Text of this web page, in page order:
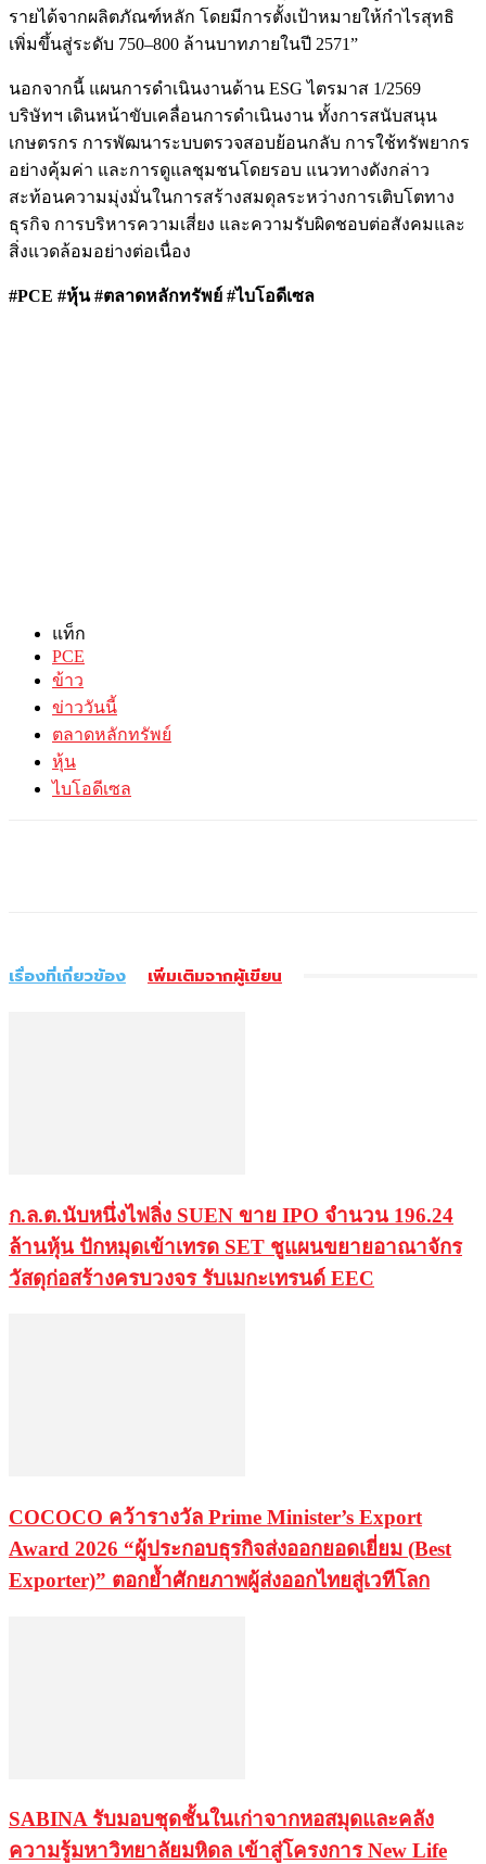
รายได้จากผลิตภัณฑ์หลัก โดยมีการตั้งเป้าหมายให้กำไรสุทธิ
เพิ่มขึ้นสู่ระดับ 750–800 ล้านบาทภายในปี 2571”
นอกจากนี้ แผนการดำเนินงานด้าน ESG ไตรมาส 1/2569
บริษัทฯ เดินหน้าขับเคลื่อนการดำเนินงาน ทั้งการสนับสนุน
เกษตรกร การพัฒนาระบบตรวจสอบย้อนกลับ การใช้ทรัพยากร
อย่างคุ้มค่า และการดูแลชุมชนโดยรอบ แนวทางดังกล่าว
สะท้อนความมุ่งมั่นในการสร้างสมดุลระหว่างการเติบโตทาง
ธุรกิจ การบริหารความเสี่ยง และความรับผิดชอบต่อสังคมและ
สิ่งแวดล้อมอย่างต่อเนื่อง
#PCE #หุ้น #ตลาดหลักทรัพย์ #ไบโอดีเซล
แท็ก
PCE
ข้าว
ข่าววันนี้
ตลาดหลักทรัพย์
หุ้น
ไบโอดีเซล
เรื่องที่เกี่ยวข้อง เพิ่มเติมจากผู้เขียน
ก.ล.ต.นับหนึ่งไฟลิ่ง SUEN ขาย IPO จำนวน 196.24
ล้านหุ้น ปักหมุดเข้าเทรด SET ชูแผนขยายอาณาจักร
วัสดุก่อสร้างครบวงจร รับเมกะเทรนด์ EEC
COCOCO คว้ารางวัล Prime Minister’s Export
Award 2026 “ผู้ประกอบธุรกิจส่งออกยอดเยี่ยม (Best
Exporter)” ตอกย้ำศักยภาพผู้ส่งออกไทยสู่เวทีโลก
SABINA รับมอบชุดชั้นในเก่าจากหอสมุดและคลัง
ความรู้มหาวิทยาลัยมหิดล เข้าสู่โครงการ New Life